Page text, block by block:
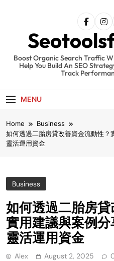
Boost Organic Search Traffic
Help You Build An SEO
Track
MENU
Home
Business
如何透過二胎房貸改善資金流動性
靈活運用資金
Business
如何透過二胎房
實用建議與案例
靈活運用資金
Alex August 2, 2025